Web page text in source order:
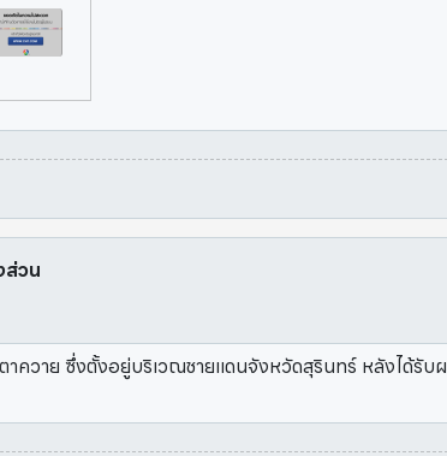
ส่วน
ควาย ซึ่งตั้งอยู่บริเวณชายแดนจังหวัดสุรินทร์ หลังได้รั